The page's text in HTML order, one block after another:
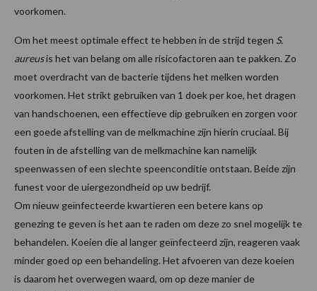
voorkomen.
Om het meest optimale effect te hebben in de strijd tegen S.
aureusis het van belang om alle risicofactoren aan te pakken. Zo
moet overdracht van de bacterie tijdens het melken worden
voorkomen. Het strikt gebruiken van 1 doek per koe, het dragen
van handschoenen, een effectieve dip gebruiken en zorgen voor
een goede afstelling van de melkmachine zijn hierin cruciaal. Bij
fouten in de afstelling van de melkmachine kan namelijk
speenwassen of een slechte speenconditie ontstaan. Beide zijn
funest voor de uiergezondheid op uw bedrijf.
Om nieuw geïnfecteerde kwartieren een betere kans op
genezing te geven is het aan te raden om deze zo snel mogelijk te
behandelen. Koeien die al langer geïnfecteerd zijn, reageren vaak
minder goed op een behandeling. Het afvoeren van deze koeien
is daarom het overwegen waard, om op deze manier de